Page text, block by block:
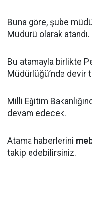
Buna göre, şube
Müdürü olarak atandı.
Bu atamayla birlikte
Müdürlüğü’nde
Milli Eğitim
devam edecek.
Atama haberlerini
takip edebilirsiniz.